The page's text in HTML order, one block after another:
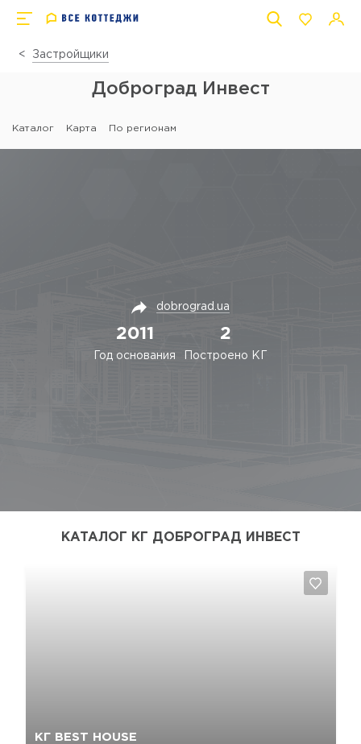
Застройщики
Доброград Инвест
Каталог Карта По регионам
dobrograd.ua
2011
Год основания
2
Построено КГ
КАТАЛОГ КГ ДОБРОГРАД ИНВЕСТ
КГ BEST HOUSE